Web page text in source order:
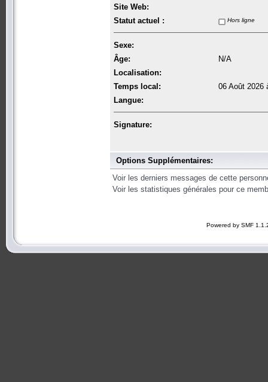
Site Web:
Statut actuel :
Hors ligne
Sexe:
Âge:
N/A
Localisation:
Temps local:
06 Août 2026
Langue:
Signature:
Options Supplémentaires:
Voir les derniers messages de cette
Voir les statistiques générales pour ce
Powered by SMF